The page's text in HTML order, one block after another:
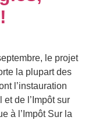
le projet
la plupart des
l’instauration
de l’Impôt sur
à l’Impôt Sur la